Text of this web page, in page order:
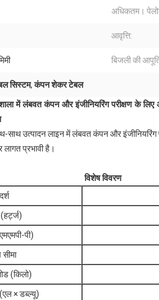
अधिकतम।
आवृत्ति:
बिजली की
सिस्टम,कंपन शेकर टेबल
में लंबवत कंपन और इंजीनियरिंग परीक्षण के
साथ उत्पादन लाइन में लंबवत कंपन और इंजीनियरिंग
प्रभावी है।
विशेष विवरण
पी)
(किलो)
× डब्ल्यू)